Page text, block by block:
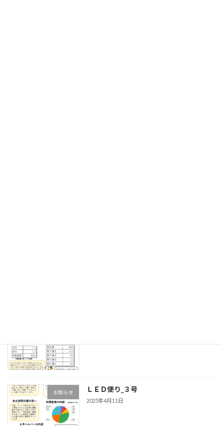
お知らせ ＬＥＤ便り_３号
2025年4月11日